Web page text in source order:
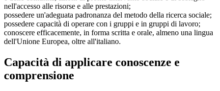
nell'accesso alle risorse e alle prestazioni;
possedere un'adeguata padronanza del metodo della ricerca sociale;
possedere capacità di operare con i gruppi e in gruppi di lavoro;
conoscere efficacemente, in forma scritta e orale, almeno una lingua
dell'Unione Europea, oltre all'italiano.
Capacità di applicare conoscenze e
comprensione